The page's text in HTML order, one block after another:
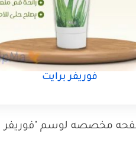
فوريفر برايت
مخصصه لوسم "فوريفر